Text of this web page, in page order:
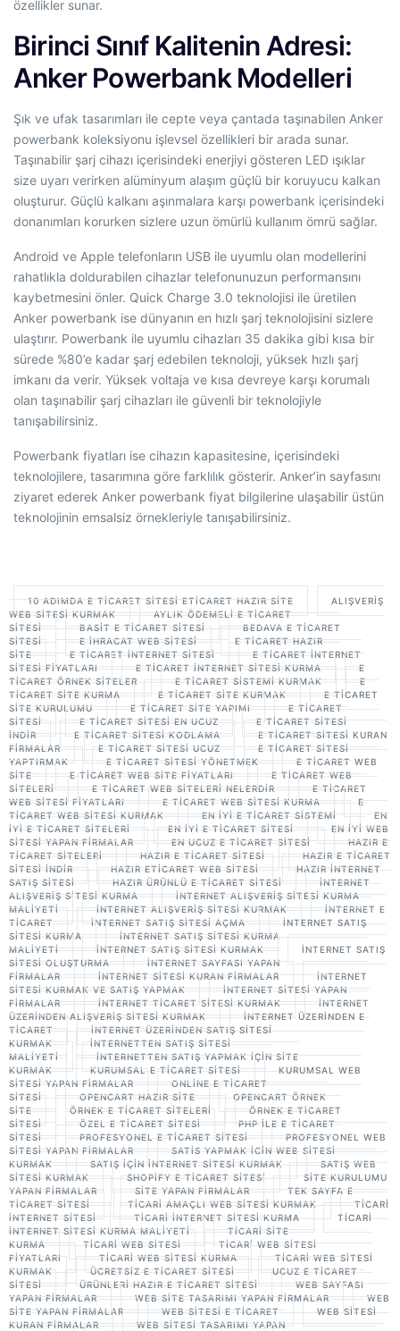
özellikler sunar.
Birinci Sınıf Kalitenin Adresi:
Anker Powerbank Modelleri
Şık ve ufak tasarımları ile cepte veya çantada taşınabilen Anker
powerbank koleksiyonu işlevsel özellikleri bir arada sunar.
Taşınabilir şarj cihazı içerisindeki enerjiyi gösteren LED ışıklar
size uyarı verirken alüminyum alaşım güçlü bir koruyucu kalkan
oluşturur. Güçlü kalkanı aşınmalara karşı powerbank içerisindeki
donanımları korurken sizlere uzun ömürlü kullanım ömrü sağlar.
Android ve Apple telefonların USB ile uyumlu olan modellerini
rahatlıkla doldurabilen cihazlar telefonunuzun performansını
kaybetmesini önler. Quick Charge 3.0 teknolojisi ile üretilen
Anker powerbank ise dünyanın en hızlı şarj teknolojisini sizlere
ulaştırır. Powerbank ile uyumlu cihazları 35 dakika gibi kısa bir
sürede %80’e kadar şarj edebilen teknoloji, yüksek hızlı şarj
imkanı da verir. Yüksek voltaja ve kısa devreye karşı korumalı
olan taşınabilir şarj cihazları ile güvenli bir teknolojiyle
tanışabilirsiniz.
Powerbank fiyatları ise cihazın kapasitesine, içerisindeki
teknolojilere, tasarımına göre farklılık gösterir. Anker’in sayfasını
ziyaret ederek Anker powerbank fiyat bilgilerine ulaşabilir üstün
teknolojinin emsalsiz örnekleriyle tanışabilirsiniz.
10 ADIMDA E TICARET SITESI ETICARET HAZIR SITE
ALIŞVERIŞ
WEB SITESI KURMAK
AYLIK ÖDEMELI E TICARET
SITESI
BASIT E TICARET SITESI
BEDAVA E TICARET
SITESI
E IHRACAT WEB SITESI
E TICARET HAZIR
SITE
E TICARET INTERNET SITESI
E TICARET INTERNET
SITESI FIYATLARI
E TICARET INTERNET SITESI KURMA
E
TICARET ÖRNEK SITELER
E TICARET SISTEMI KURMAK
E
TICARET SITE KURMA
E TICARET SITE KURMAK
E TICARET
SITE KURULUMU
E TICARET SITE YAPIMI
E TICARET
SITESI
E TICARET SITESI EN UCUZ
E TICARET SITESI
INDIR
E TICARET SITESI KODLAMA
E TICARET SITESI KURAN
FIRMALAR
E TICARET SITESI UCUZ
E TICARET SITESI
YAPTIRMAK
E TICARET SITESI YÖNETMEK
E TICARET WEB
SITE
E TICARET WEB SITE FIYATLARI
E TICARET WEB
SITELERI
E TICARET WEB SITELERI NELERDIR
E TICARET
WEB SITESI FIYATLARI
E TICARET WEB SITESI KURMA
E
TICARET WEB SITESI KURMAK
EN IYI E TICARET SISTEMI
EN
IYI E TICARET SITELERI
EN IYI E TICARET SITESI
EN IYI WEB
SITESI YAPAN FIRMALAR
EN UCUZ E TICARET SITESI
HAZIR E
TICARET SITELERI
HAZIR E TICARET SITESI
HAZIR E TICARET
SITESI INDIR
HAZIR ETICARET WEB SITESI
HAZIR INTERNET
SATIŞ SITESI
HAZIR ÜRÜNLÜ E TICARET SITESI
INTERNET
ALIŞVERIŞ SITESI KURMA
INTERNET ALIŞVERIŞ SITESI KURMA
MALIYETI
INTERNET ALIŞVERIŞ SITESI KURMAK
INTERNET E
TICARET
INTERNET SATIŞ SITESI AÇMA
INTERNET SATIŞ
SITESI KURMA
INTERNET SATIŞ SITESI KURMA
MALIYETI
INTERNET SATIŞ SITESI KURMAK
INTERNET SATIŞ
SITESI OLUŞTURMA
INTERNET SAYFASI YAPAN
FIRMALAR
INTERNET SITESI KURAN FIRMALAR
INTERNET
SITESI KURMAK VE SATIŞ YAPMAK
INTERNET SITESI YAPAN
FIRMALAR
INTERNET TICARET SITESI KURMAK
INTERNET
ÜZERINDEN ALIŞVERIŞ SITESI KURMAK
INTERNET ÜZERINDEN E
TICARET
INTERNET ÜZERINDEN SATIŞ SITESI
KURMAK
INTERNETTEN SATIŞ SITESI
MALIYETI
INTERNETTEN SATIŞ YAPMAK IÇIN SITE
KURMAK
KURUMSAL E TICARET SITESI
KURUMSAL WEB
SITESI YAPAN FIRMALAR
ONLINE E TICARET
SITESI
OPENCART HAZIR SITE
OPENCART ÖRNEK
SITE
ÖRNEK E TICARET SITELERI
ÖRNEK E TICARET
SITESI
ÖZEL E TICARET SITESI
PHP ILE E TICARET
SITESI
PROFESYONEL E TICARET SITESI
PROFESYONEL WEB
SITESI YAPAN FIRMALAR
SATIS YAPMAK ICIN WEB SITESI
KURMAK
SATIŞ IÇIN INTERNET SITESI KURMAK
SATIŞ WEB
SITESI KURMAK
SHOPIFY E TICARET SITESI
SITE KURULUMU
YAPAN FIRMALAR
SITE YAPAN FIRMALAR
TEK SAYFA E
TICARET SITESI
TICARI AMAÇLI WEB SITESI KURMAK
TICARI
INTERNET SITESI
TICARI INTERNET SITESI KURMA
TICARI
INTERNET SITESI KURMA MALIYETI
TICARI SITE
KURMA
TICARI WEB SITESI
TICARI WEB SITESI
FIYATLARI
TICARI WEB SITESI KURMA
TICARI WEB SITESI
KURMAK
ÜCRETSIZ E TICARET SITESI
UCUZ E TICARET
SITESI
ÜRÜNLERI HAZIR E TICARET SITESI
WEB SAYFASI
YAPAN FIRMALAR
WEB SITE TASARIMI YAPAN FIRMALAR
WEB
SITE YAPAN FIRMALAR
WEB SITESI E TICARET
WEB SITESI
KURAN FIRMALAR
WEB SITESI TASARIMI YAPAN